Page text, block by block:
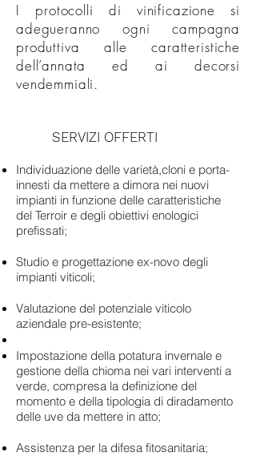
I protocolli di vinificazione si
adegueranno ogni campagna
produttiva alle caratteristiche
dell’annata ed ai decorsi
vendemmiali.
SERVIZI OFFERTI
Individuazione delle varietà,cloni e porta-
innesti da mettere a dimora nei nuovi
impianti in funzione delle caratteristiche
del Terroir e degli obiettivi enologici
prefissati;
Studio e progettazione ex-novo degli
impianti viticoli;
Valutazione del potenziale viticolo
aziendale pre-esistente;
Impostazione della potatura invernale e
gestione della chioma nei vari interventi a
verde, compresa la definizione del
momento e della tipologia di diradamento
delle uve da mettere in atto;
Assistenza per la difesa fitosanitaria;